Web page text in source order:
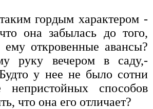
гордым характером -
она забылась до того,
ему откровенные авансы?
руку вечером в саду,-
у нее не было сотни
способов
что она его отличает?